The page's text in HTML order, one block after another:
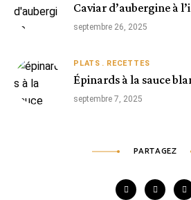
Caviar d’aubergine à
septembre 26, 2025
PLATS RECETTES
Épinards à la sauce
septembre 7, 2025
PARTAGEZ